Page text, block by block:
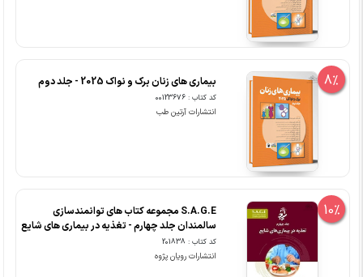
8% بیماری های زنان برک و نواک 2025 - جلد دوم
کد کتاب : 00123676
انتشارات آرتین طب
10%
S.A.G.E مجموعه کتاب های توانمندسازی
سالمندان جلد چهارم - تغذیه در بیماری های شایع
کد کتاب : 201838
انتشارات رویان پژوه